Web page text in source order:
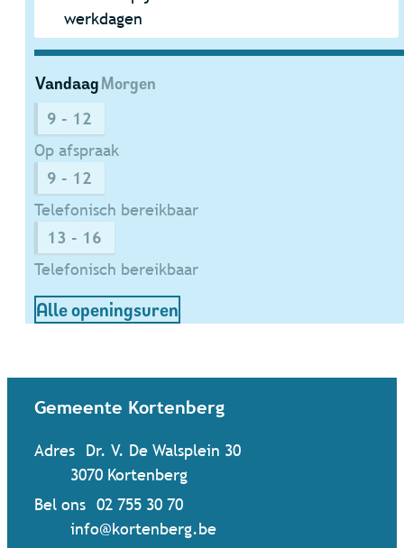
werkdagen
VandaagMorgen
9 - 12
Op afspraak
9 - 12
Telefonisch bereikbaar
13 - 16
Telefonisch bereikbaar
Alle openingsuren
Gemeente Kortenberg
Adres Dr. V. De Walsplein 30
,
3070 Kortenberg
Bel ons 02 755 30 70
Mail ons
info@kortenberg.be